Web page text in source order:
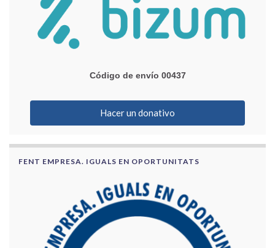
Código de envío 00437
Hacer un donativo
FENT EMPRESA. IGUALS EN OPORTUNITATS